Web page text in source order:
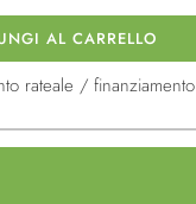
AL CARRELLO
rateale / finanziamento